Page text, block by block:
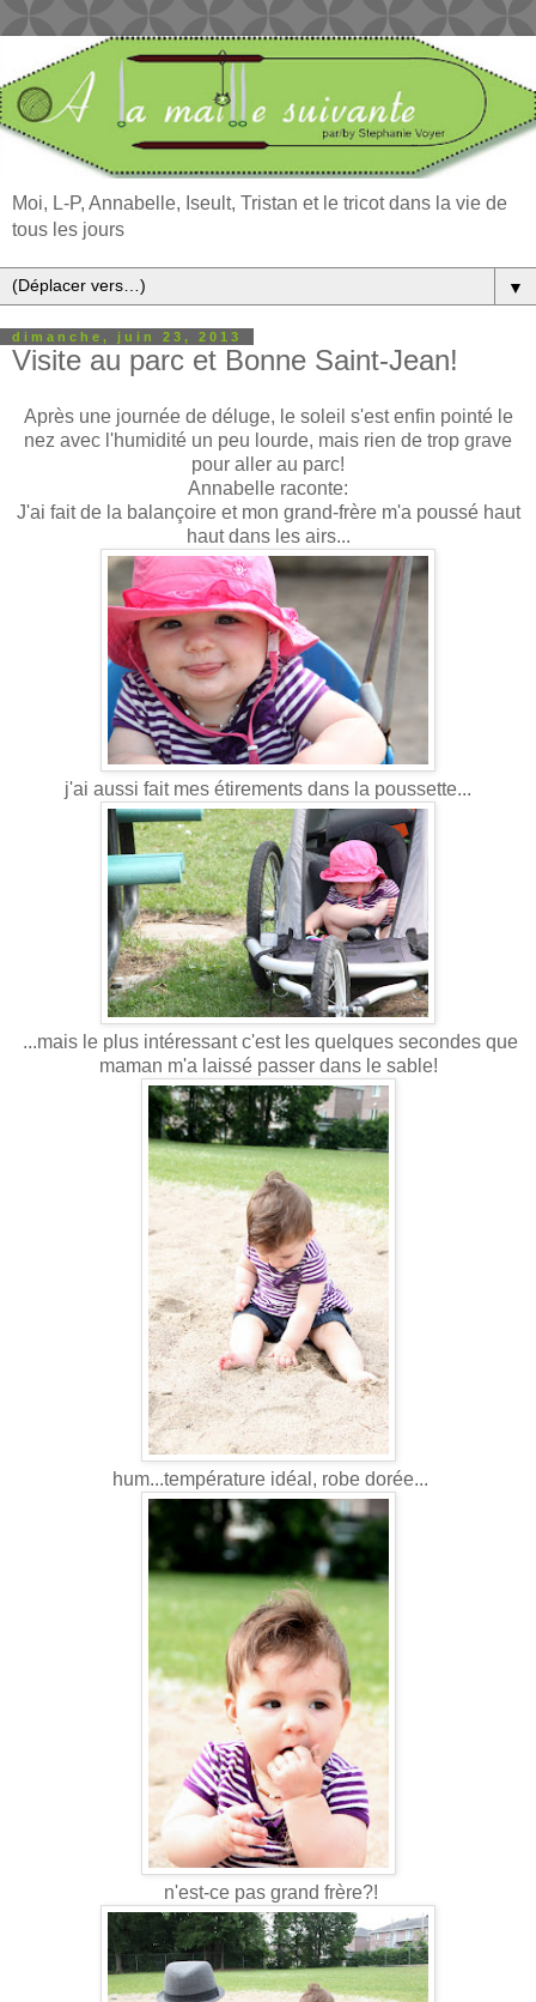
Moi, L-P, Annabelle, Iseult, Tristan et le tricot dans la vie de
tous les jours
▼
dimanche, juin 23, 2013
Visite au parc et Bonne Saint-Jean!
Après une journée de déluge, le soleil s'est enfin pointé le
nez avec l'humidité un peu lourde, mais rien de trop grave
pour aller au parc!
Annabelle raconte:
J'ai fait de la balançoire et mon grand-frère m'a poussé haut
haut dans les airs...
j'ai aussi fait mes étirements dans la poussette...
...mais le plus intéressant c'est les quelques secondes que
maman m'a laissé passer dans le sable!
hum...température idéal, robe dorée...
n'est-ce pas grand frère?!